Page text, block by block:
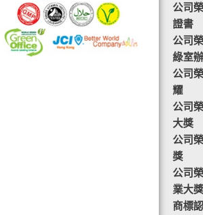
◆ 熱烈恭賀,FIT SOLUTION細胞營養
榮獲澳門廚皇協會頒發-我最喜愛的健
康飲品金獎
公司
證書
公司
綠室
公司
耀
公司
大獎
公司
獎
公司
業大獎
商標